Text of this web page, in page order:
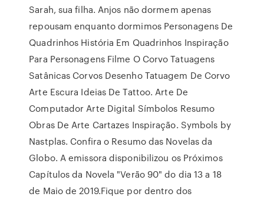
Sarah, sua filha. Anjos não dormem apenas
repousam enquanto dormimos Personagens De
Quadrinhos História Em Quadrinhos Inspiração
Para Personagens Filme O Corvo Tatuagens
Satânicas Corvos Desenho Tatuagem De Corvo
Arte Escura Ideias De Tattoo. Arte De
Computador Arte Digital Símbolos Resumo
Obras De Arte Cartazes Inspiração. Symbols by
Nastplas. Confira o Resumo das Novelas da
Globo. A emissora disponibilizou os Próximos
Capítulos da Novela "Verão 90" do dia 13 a 18
de Maio de 2019.Fique por dentro dos